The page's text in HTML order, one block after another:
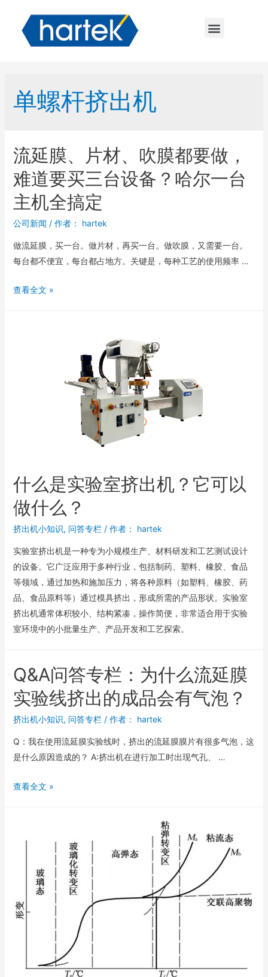
单螺杆挤出机
流延膜、片材、吹膜都要做，
难道要买三台设备？哈尔一台
主机全搞定
公司新闻 / 作者： hartek
做流延膜，买一台。做片材，再买一台。做吹膜，又需要一台。
每台都不便宜，每台都占地方。关键是，每种工艺的使用频率 …
查看全文 »
什么是实验室挤出机？它可以
做什么？
挤出机小知识, 问答专栏/ 作者： hartek
实验室挤出机是一种专为小规模生产、材料研发和工艺测试设计
的设备。它广泛应用于多种行业，包括制药、塑料、橡胶、食品
等领域，通过加热和施加压力，将各种原料（如塑料、橡胶、药
品、食品原料等）通过模具挤出，形成所需的产品形状。实验室
挤出机通常体积较小、结构紧凑，操作简便，非常适合用于实验
室环境中的小批量生产、产品开发和工艺探索。
Q&A问答专栏：为什么流延膜
实验线挤出的成品会有气泡？
挤出机小知识, 问答专栏/ 作者： hartek
Q：我在使用流延膜实验线时，挤出的流延膜膜片有很多气泡，这
是什么原因造成的？ A:挤出机在进行加工时出现气孔、 …
查看全文 »